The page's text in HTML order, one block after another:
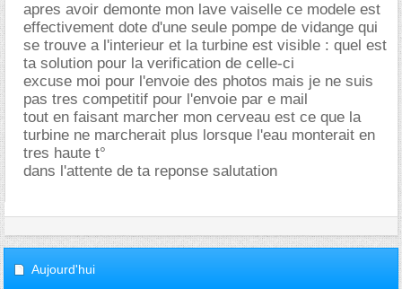
apres avoir demonte mon lave vaiselle ce modele est
effectivement dote d'une seule pompe de vidange qui
se trouve a l'interieur et la turbine est visible : quel est
ta solution pour la verification de celle-ci
excuse moi pour l'envoie des photos mais je ne suis
pas tres competitif pour l'envoie par e mail
tout en faisant marcher mon cerveau est ce que la
turbine ne marcherait plus lorsque l'eau monterait en
tres haute t°
dans l'attente de ta reponse salutation
Aujourd'hui